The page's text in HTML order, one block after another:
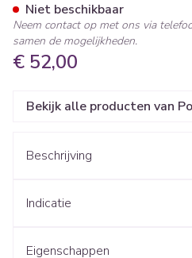
€ 52,00
Niet beschikbaar
Neem contact op met ons via
samen de mogelijkheden.
Bekijk alle producten van
Beschrijving
Indicatie
Eigenschappen